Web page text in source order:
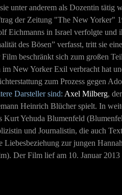
unter anderem als Dozentin tätig
der Zeitung "The New Yorker"
Eichmanns in Israel verfolgte und
des Bösen” verfasst, tritt sie
beschränkt sich zum großen
im New Yorker Exil verbracht hat
zum Prozess gegen
Darsteller sind: Axel Milberg,
Heinrich Blücher spielt. In
Kurt Yehuda Blumenfeld
und Journalistin, die auch
zur jungen
Der Film lief am 10. Januar